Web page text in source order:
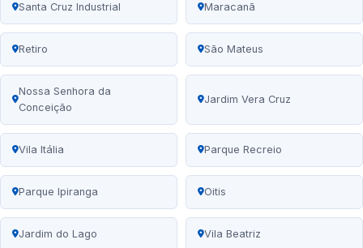
Santa Cruz Industrial Maracanã
Retiro São Mateus
Nossa Senhora da
Conceição
Jardim Vera Cruz
Vila Itália Parque Recreio
Parque Ipiranga Oitis
Jardim do Lago Vila Beatriz